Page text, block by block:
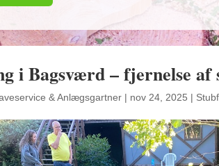
i Bagsværd – fjernelse af
& Anlægsgartner | nov 24, 2025 |